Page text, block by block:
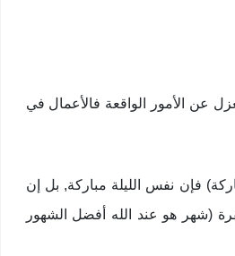
عن الأمور الواقعة فالأعمال في
فإن نفس الليلة مباركة, بل إن
(شهر هو عند الله أفضل الشهور